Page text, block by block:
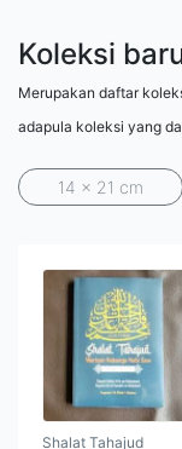
Koleksi
Merupakan daftar
adapula koleksi yang
14 x 21 cm
Shalat Tahajud